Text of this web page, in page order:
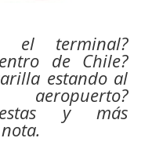
el terminal?
de Chile?
estando al
estas y más